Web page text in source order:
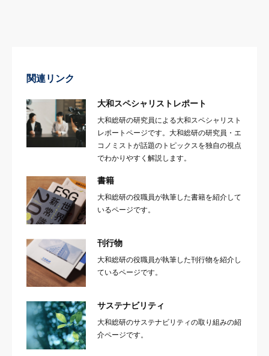
関連リンク
大和スペシャリストレポート
大和総研の研究員による大和スペシャリスト
レポートページです。大和総研の研究員・エ
コノミストが話題のトピックスを独自の視点
でわかりやすく解説します。
書籍
大和総研の役職員が執筆した書籍を紹介して
いるページです。
刊行物
大和総研の役職員が執筆した刊行物を紹介し
ているページです。
サステナビリティ
大和総研のサステナビリティの取り組みの紹
介ページです。